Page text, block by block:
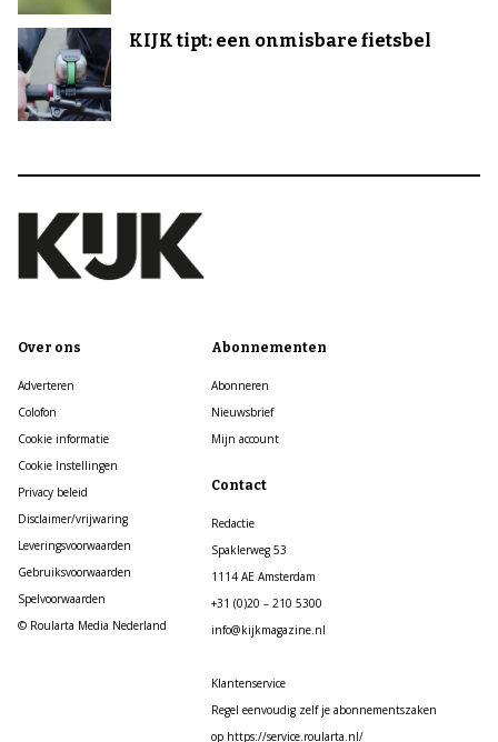
KIJK tipt: een onmisbare fietsbel
Over ons
Adverteren
Colofon
Cookie informatie
Cookie Instellingen
Privacy beleid
Disclaimer/vrijwaring
Leveringsvoorwaarden
Gebruiksvoorwaarden
Spelvoorwaarden
© Roularta Media Nederland
Abonnementen
Abonneren
Nieuwsbrief
Mijn account
Contact
Redactie
Spaklerweg 53
1114 AE Amsterdam
+31 (0)20 – 210 5300
info@kijkmagazine.nl
Klantenservice
Regel eenvoudig zelf je abonnementszaken
op https://service.roularta.nl/